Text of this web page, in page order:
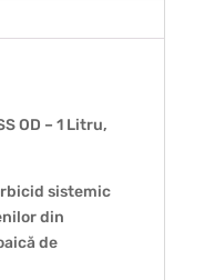
OD – 1 Litru,
sistemic
din
de